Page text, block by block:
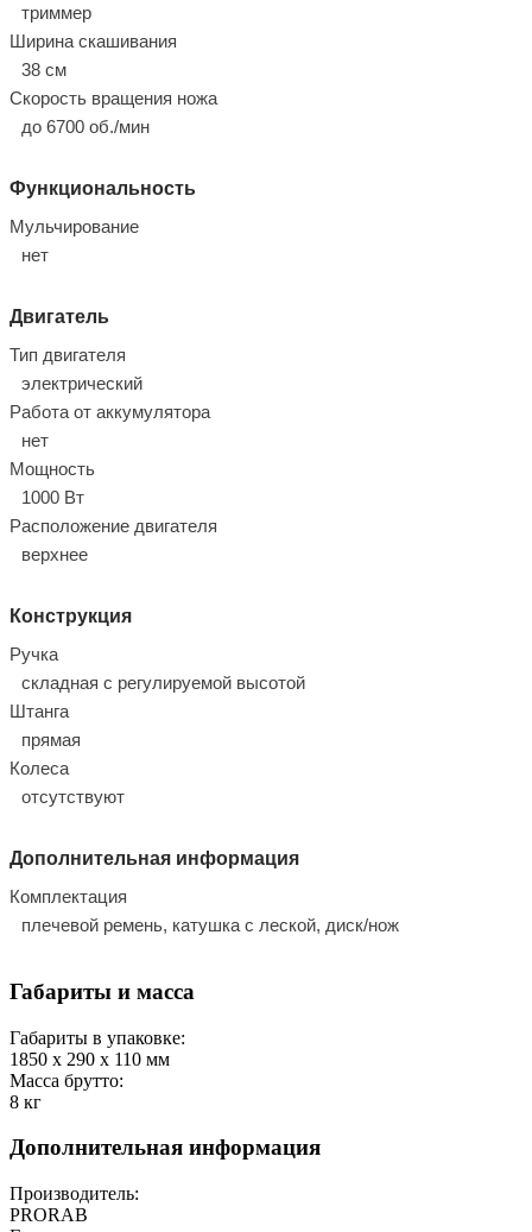
триммер
Ширина скашивания
38 см
Скорость вращения ножа
до 6700 об./мин
Функциональность
Мульчирование
нет
Двигатель
Тип двигателя
электрический
Работа от аккумулятора
нет
Мощность
1000 Вт
Расположение двигателя
верхнее
Конструкция
Ручка
складная с регулируемой высотой
Штанга
прямая
Колеса
отсутствуют
Дополнительная информация
Комплектация
плечевой ремень, катушка с леской, диск/нож
Габариты и масса
Габариты в упаковке:
1850 x 290 x 110 мм
Масса брутто:
8 кг
Дополнительная информация
Производитель:
PRORAB